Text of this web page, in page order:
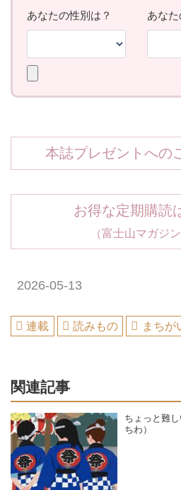
本誌プレゼントへの
お得な定期購読
（富士山マガジン
2026-05-13
連載 読みもの まちが
関連記事
ちょっと難
ちわ）